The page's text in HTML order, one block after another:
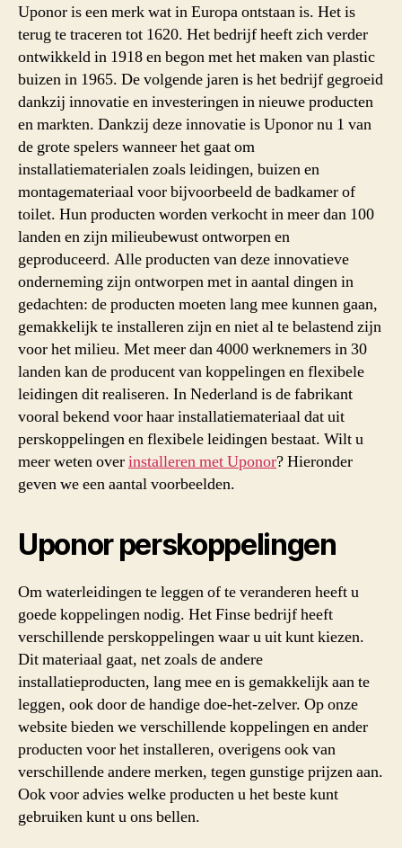
Uponor is een merk wat in Europa ontstaan is. Het is
terug te traceren tot 1620. Het bedrijf heeft zich verder
ontwikkeld in 1918 en begon met het maken van plastic
buizen in 1965. De volgende jaren is het bedrijf gegroeid
dankzij innovatie en investeringen in nieuwe producten
en markten. Dankzij deze innovatie is Uponor nu 1 van
de grote spelers wanneer het gaat om
installatiematerialen zoals leidingen, buizen en
montagemateriaal voor bijvoorbeeld de badkamer of
toilet. Hun producten worden verkocht in meer dan 100
landen en zijn milieubewust ontworpen en
geproduceerd. Alle producten van deze innovatieve
onderneming zijn ontworpen met in aantal dingen in
gedachten: de producten moeten lang mee kunnen gaan,
gemakkelijk te installeren zijn en niet al te belastend zijn
voor het milieu. Met meer dan 4000 werknemers in 30
landen kan de producent van koppelingen en flexibele
leidingen dit realiseren. In Nederland is de fabrikant
vooral bekend voor haar installatiemateriaal dat uit
perskoppelingen en flexibele leidingen bestaat. Wilt u
meer weten overinstalleren met Uponor? Hieronder
geven we een aantal voorbeelden.
Uponor perskoppelingen
Om waterleidingen te leggen of te veranderen heeft u
goede koppelingen nodig. Het Finse bedrijf heeft
verschillende perskoppelingen waar u uit kunt kiezen.
Dit materiaal gaat, net zoals de andere
installatieproducten, lang mee en is gemakkelijk aan te
leggen, ook door de handige doe-het-zelver. Op onze
website bieden we verschillende koppelingen en ander
producten voor het installeren, overigens ook van
verschillende andere merken, tegen gunstige prijzen aan.
Ook voor advies welke producten u het beste kunt
gebruiken kunt u ons bellen.